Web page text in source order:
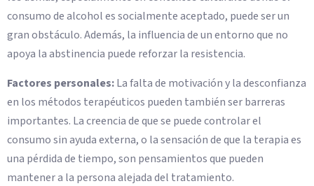
consumo de alcohol es socialmente aceptado, puede ser un
gran obstáculo. Además, la influencia de un entorno que no
apoya la abstinencia puede reforzar la resistencia.
Factores personales:La falta de motivación y la desconfianza
en los métodos terapéuticos pueden también ser barreras
importantes. La creencia de que se puede controlar el
consumo sin ayuda externa, o la sensación de que la terapia es
una pérdida de tiempo, son pensamientos que pueden
mantener a la persona alejada del tratamiento.